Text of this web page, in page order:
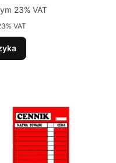
%s VAT
23% VAT
VAT